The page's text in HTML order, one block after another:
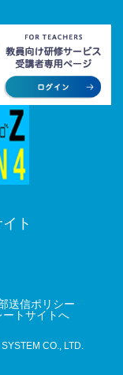
ト
送信ポリシー
ートサイトへ
CO., LTD.